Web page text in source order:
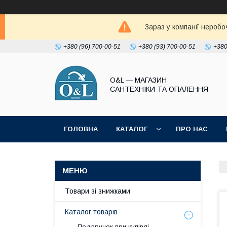
Зараз у компанії
+380 (96) 700-00-51 +380 (93) 700-00-51
O&L — МАГАЗИН
САНТЕХНІКИ ТА ОПАЛЕННЯ
ГОЛОВНА КАТАЛОГ ПРО НАС
Товари зі знижками
Каталог товарів